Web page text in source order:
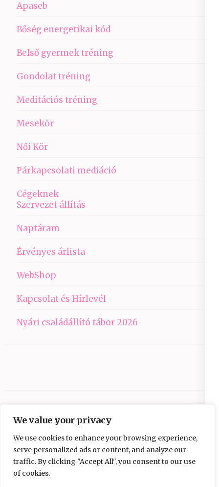
We value your privacy
We use cookies to enhance your browsing experience,
serve personalized ads or content, and analyze our
traffic. By clicking "Accept All", you consent to our use
of cookies.
Apaseb
Bőség energetikai kód
Belső gyermek tréning
Gondolat tréning
Meditációs tréning
Mesekör
Női Kör
Párkapcsolati mediáció
Cégeknek
Szervezet állítás
Naptáram
Érvényes árlista
WebShop
Kapcsolat és Hírlevél
Nyári családállító tábor 2026
Copyright © 2026Ezüst-Híd.
Elegant Pink
Developed By